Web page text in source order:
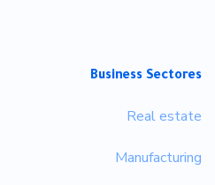
Business Sectores
Real estate
Manufacturing